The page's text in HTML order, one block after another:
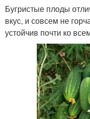
Бугристые плоды
вкус, и совсем не
устойчив почти ко